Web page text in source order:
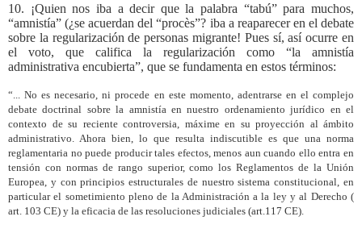
10. ¡Quien nos iba a decir que la palabra “tabú” para muchos,
“amnistía” (¿se acuerdan del “procès”? iba a reaparecer en el debate
sobre la regularización de personas migrante! Pues sí, así ocurre en
el voto, que califica la regularización como “la amnistía
administrativa encubierta”, que se fundamenta en estos términos:
“... No es necesario, ni procede en este momento, adentrarse en el complejo
debate doctrinal sobre la amnistía en nuestro ordenamiento jurídico en el
contexto de su reciente controversia, máxime en su proyección al ámbito
administrativo. Ahora bien, lo que resulta indiscutible es que una norma
reglamentaria no puede producir tales efectos, menos aun cuando ello entra en
tensión con normas de rango superior, como los Reglamentos de la Unión
Europea, y con principios estructurales de nuestro sistema constitucional, en
particular el sometimiento pleno de la Administración a la ley y al Derecho (
art. 103 CE) y la eficacia de las resoluciones judiciales (art.117 CE).